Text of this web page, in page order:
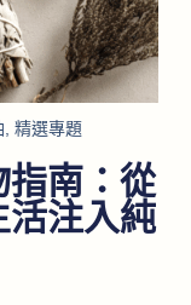
精選專題
指南：從
活注入純